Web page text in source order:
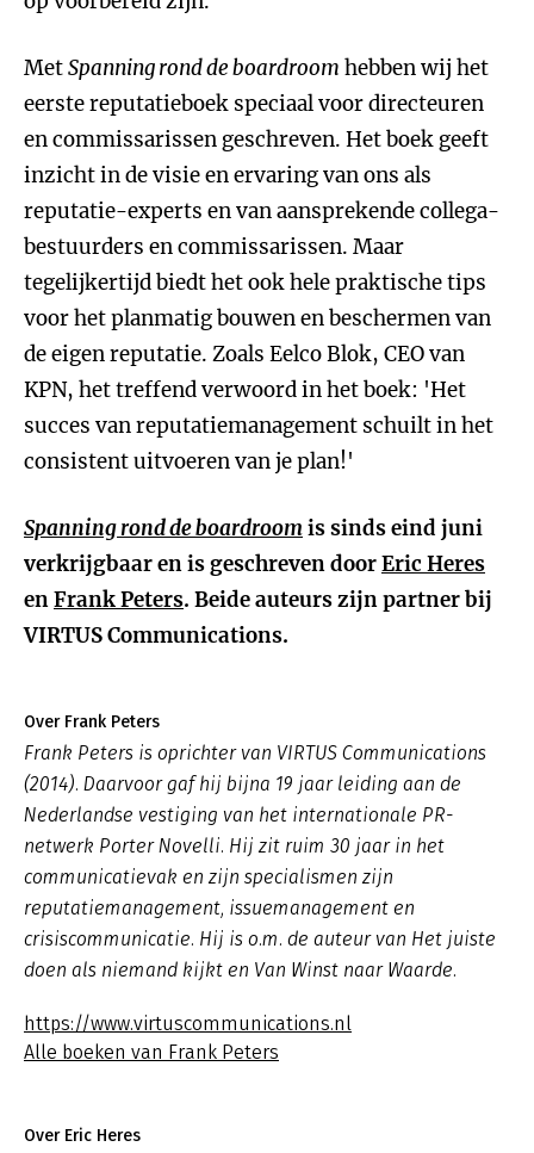
MetSpanning rond de boardroom hebben wij het
eerste reputatieboek speciaal voor directeuren
en commissarissen geschreven. Het boek geeft
inzicht in de visie en ervaring van ons als
reputatie-experts en van aansprekende collega-
bestuurders en commissarissen. Maar
tegelijkertijd biedt het ook hele praktische tips
voor het planmatig bouwen en beschermen van
de eigen reputatie. Zoals Eelco Blok, CEO van
KPN, het treffend verwoord in het boek: 'Het
succes van reputatiemanagement schuilt in het
consistent uitvoeren van je plan!'
Spanning rond de boardroomis sinds eind juni
verkrijgbaar en is geschreven doorEric Heres
enFrank Peters. Beide auteurs zijn partner bij
VIRTUS Communications.
Over Frank Peters
Frank Peters is oprichter van VIRTUS Communications
(2014). Daarvoor gaf hij bijna 19 jaar leiding aan de
Nederlandse vestiging van het internationale PR-
netwerk Porter Novelli. Hij zit ruim 30 jaar in het
communicatievak en zijn specialismen zijn
reputatiemanagement, issuemanagement en
crisiscommunicatie. Hij is o.m. de auteur van Het juiste
doen als niemand kijkt en Van Winst naar Waarde.
https://www.virtuscommunications.nl
Alle boeken van Frank Peters
Over Eric Heres